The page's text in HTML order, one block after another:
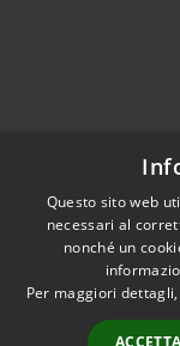
Accessibilità
Privacy
Questo sito web
necessari al
nonché un
Per maggiori